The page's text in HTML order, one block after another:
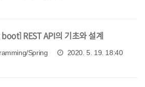
REST API의 기초와 설계
Spring 2020. 5. 19. 18:40